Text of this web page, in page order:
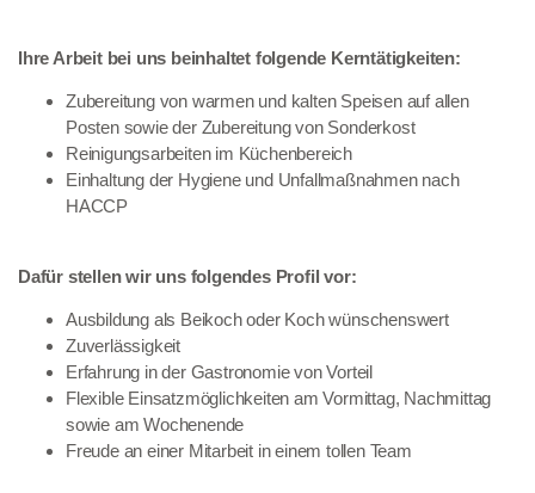
Ihre Arbeit bei uns beinhaltet folgende Kerntätigkeiten:
Zubereitung von warmen und kalten Speisen auf allen
Posten sowie der Zubereitung von Sonderkost
Reinigungsarbeiten im Küchenbereich
Einhaltung der Hygiene und Unfallmaßnahmen nach
HACCP
Dafür stellen wir uns folgendes Profil vor:
Ausbildung als Beikoch oder Koch wünschenswert
Zuverlässigkeit
Erfahrung in der Gastronomie von Vorteil
Flexible Einsatzmöglichkeiten am Vormittag, Nachmittag
sowie am Wochenende
Freude an einer Mitarbeit in einem tollen Team